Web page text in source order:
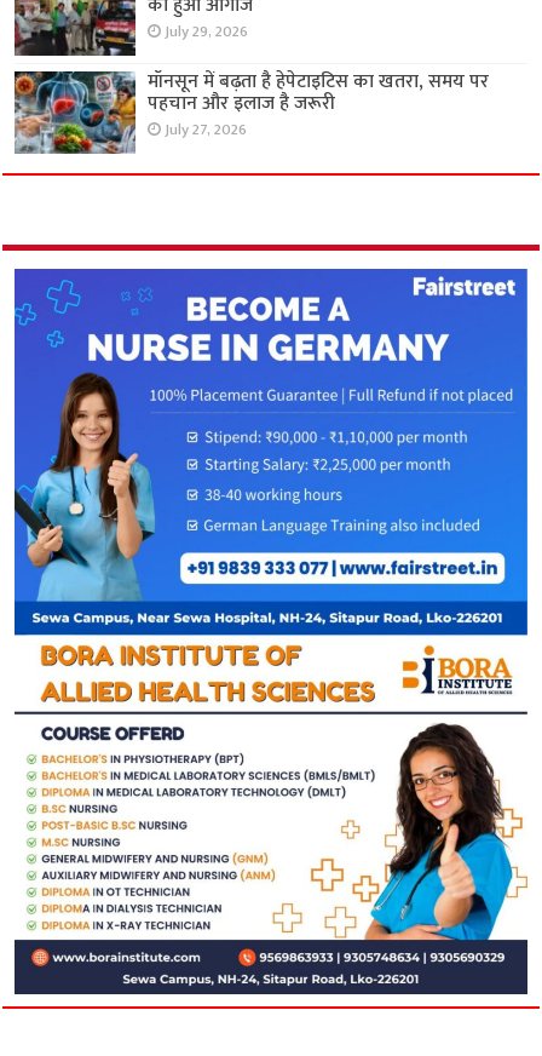
July 29, 2026
मॉनसून में बढ़ता है हेपेटाइटिस का खतरा, समय पर
पहचान और इलाज है जरूरी
July 27, 2026